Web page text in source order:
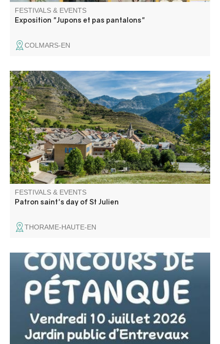
FESTIVALS & EVENTS
Exposition "Jupons et pas pantalons"
COLMARS-EN
Festive atmosphere for a whole weekend: concerts,
dances, boules competitions, children's entertainment,
country meals and bingo…
FESTIVALS & EVENTS
Patron saint's day of St Julien
THORAME-HAUTE-EN
Concours de pétanque en doublette constituée au jardin
public d'Entrevaux. Jet du but à 20h. Inscription à partir
de 19h.